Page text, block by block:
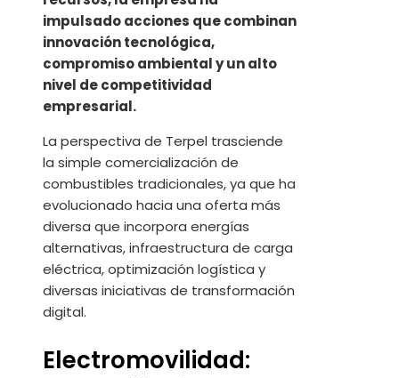
impulsado acciones que combinan
innovación tecnológica,
compromiso ambiental y un alto
nivel de competitividad
empresarial.
La perspectiva de Terpel trasciende
la simple comercialización de
combustibles tradicionales, ya que ha
evolucionado hacia una oferta más
diversa que incorpora energías
alternativas, infraestructura de carga
eléctrica, optimización logística y
diversas iniciativas de transformación
digital.
Electromovilidad: